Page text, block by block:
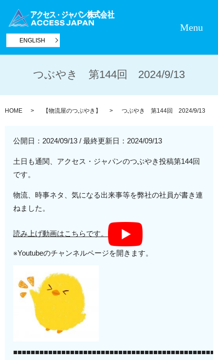
ENGLISH
Menu
つぶやき 第144回 2024/9/13
HOME 【物流屋のつぶやき】 つぶやき 第144回 2024/9/13
公開日：2024/09/13 /最終更新日：2024/09/13
土日も通関、アクセス・ジャパンのつぶやき投稿第144回
です。
物流、時事ネタ、気になる出来事等を弊社の社員が書き連
ねました。
読み上げ動画はこちらです。
※Youtubeのチャンネルページを開きます。
■■■■■■■■■■■■■■■■■■■■■■■■■■■■■■■■■■■■■■■■■■■■■■